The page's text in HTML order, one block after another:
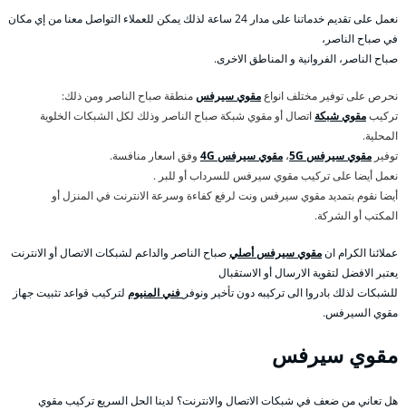
نعمل على تقديم خدماتنا على مدار 24 ساعة لذلك يمكن للعملاء التواصل معنا من إي مكان
في صباح الناصر،
صباح الناصر، الفروانية و المناطق الاخرى.
نحرص على توفير مختلف انواعمقوي سيرفسمنطقة صباح الناصر ومن ذلك:
تركيبمقوي شبكة اتصال أو مقوي شبكة صباح الناصر وذلك لكل الشبكات الخلوية
المحلية.
توفير مقوي سيرفس 5G ، مقوي سيرفس 4G
وفق اسعار منافسة.
نعمل أيضا على تركيب مقوي سيرفس للسرداب أو للبر .
أيضا نقوم بتمديد مقوي سيرفس ونت لرفع كفاءة وسرعة الانترنت في المنزل أو
المكتب أو الشركة.
عملائنا الكرام انمقوي سيرفس أصليصباح الناصر والداعم لشبكات الاتصال أو الانترنت
يعتبر الافضل لتقوية الارسال أو الاستقبال
للشبكات لذلك بادروا الى تركيبه دون تأخير ونوفر فني المنيوم لتركيب قواعد تثبيت جهاز
مقوي السيرفس.
مقوي سيرفس
هل تعاني من ضعف في شبكات الاتصال والانترنت؟ لدينا الحل السريع تركيب مقوي